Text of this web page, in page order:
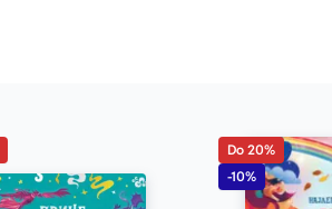
Do 20%
-10%